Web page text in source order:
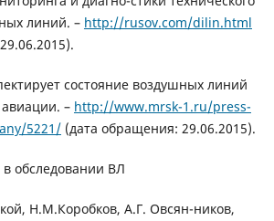
линий. – http://rusov.com/dilin.html
состояние воздушных линий
– http://www.mrsk-1.ru/press-
5221/(дата обращения: 29.06.2015).
обследовании ВЛ
Н.М.Коробков, А.Г. Овсян-ников,